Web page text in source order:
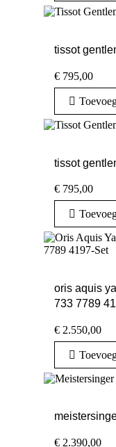
tissot
€ 795,00
tissot
€ 795,00
oris aquis
733 7789
€ 2.550,00
€ 2.390,00